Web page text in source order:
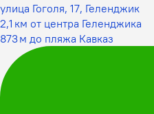
улица Гоголя, 17, Геленджик
2,1 км от центра Геленджика
873 м до пляжа Кавказ